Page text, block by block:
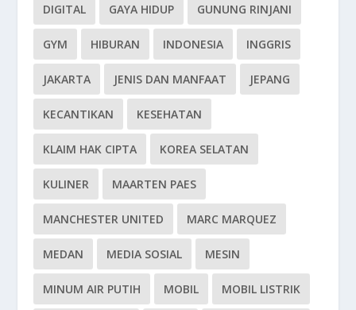
DIGITAL GAYA HIDUP GUNUNG RINJANI
GYM HIBURAN INDONESIA INGGRIS
JAKARTA JENIS DAN MANFAAT JEPANG
KECANTIKAN KESEHATAN
KLAIM HAK CIPTA KOREA SELATAN
KULINER MAARTEN PAES
MANCHESTER UNITED MARC MARQUEZ
MEDAN MEDIA SOSIAL MESIN
MINUM AIR PUTIH MOBIL MOBIL LISTRIK